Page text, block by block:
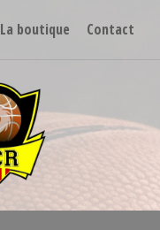
La boutique Contact